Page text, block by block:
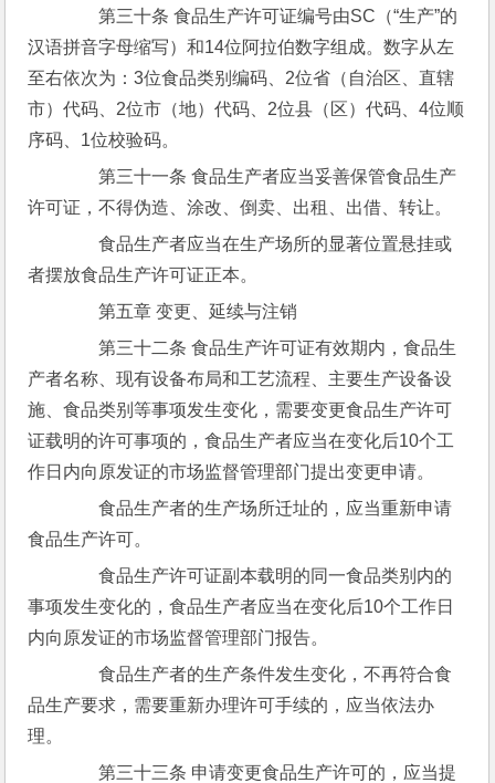
第三十条 食品生产许可证编号由SC（“生产”的
汉语拼音字母缩写）和14位阿拉伯数字组成。数字从左
至右依次为：3位食品类别编码、2位省（自治区、直辖
市）代码、2位市（地）代码、2位县（区）代码、4位顺
序码、1位校验码。
第三十一条 食品生产者应当妥善保管食品生产
许可证，不得伪造、涂改、倒卖、出租、出借、转让。
食品生产者应当在生产场所的显著位置悬挂或
者摆放食品生产许可证正本。
第五章 变更、延续与注销
第三十二条 食品生产许可证有效期内，食品生
产者名称、现有设备布局和工艺流程、主要生产设备设
施、食品类别等事项发生变化，需要变更食品生产许可
证载明的许可事项的，食品生产者应当在变化后10个工
作日内向原发证的市场监督管理部门提出变更申请。
食品生产者的生产场所迁址的，应当重新申请
食品生产许可。
食品生产许可证副本载明的同一食品类别内的
事项发生变化的，食品生产者应当在变化后10个工作日
内向原发证的市场监督管理部门报告。
食品生产者的生产条件发生变化，不再符合食
品生产要求，需要重新办理许可手续的，应当依法办
理。
第三十三条 申请变更食品生产许可的，应当提